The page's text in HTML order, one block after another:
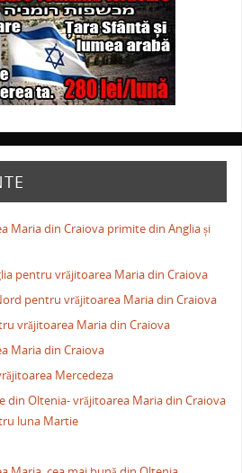
Maria din Craiova primite din Anglia și
pentru vrăjitoarea Maria din Craiova
pentru vrăjitoarea Maria din Craiova
vrăjitoarea Maria din Craiova
Maria din Craiova
Mercedeza
din Oltenia- vrăjitoarea Maria din Craiova
luna Martie